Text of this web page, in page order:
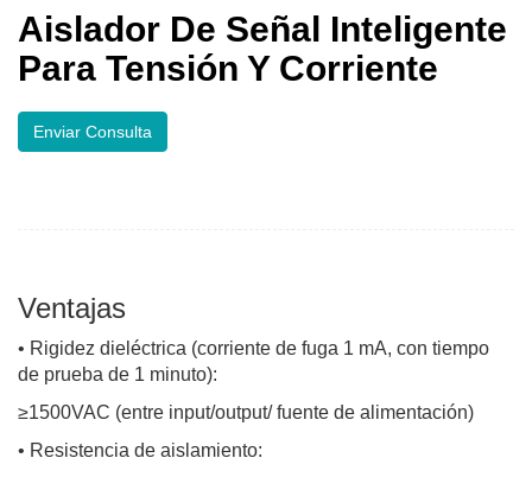
Aislador De Señal Inteligente
Para Tensión Y Corriente
Enviar Consulta
Ventajas
• Rigidez dieléctrica (corriente de fuga 1 mA, con tiempo
de prueba de 1 minuto):
≥1500VAC (entre input/output/ fuente de alimentación)
• Resistencia de aislamiento: